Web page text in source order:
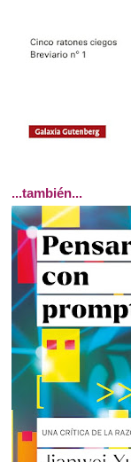
...también...